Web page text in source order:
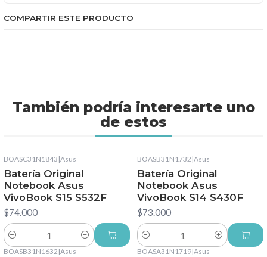
COMPARTIR ESTE PRODUCTO
También podría interesarte uno
de estos
BOASC31N1843 |Asus
Batería Original
Notebook Asus
VivoBook S15 S532F
$74.000
Cantidad
BOASB31N1732 |Asus
Batería Original
Notebook Asus
VivoBook S14 S430F
$73.000
Cantidad
BOASB31N1632 |Asus BOASA31N1719|Asus